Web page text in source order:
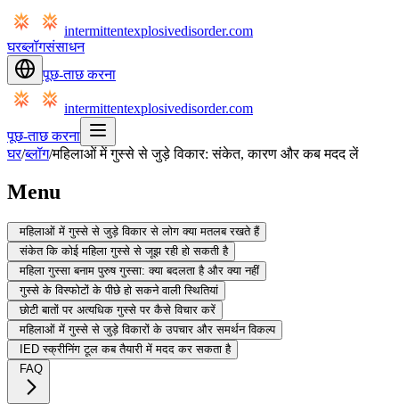
intermittentexplosivedisorder.com
घरब्लॉगसंसाधन
पूछ-ताछ करना
intermittentexplosivedisorder.com
पूछ-ताछ करना
घर/ब्लॉग/महिलाओं में गुस्से से जुड़े विकार: संकेत, कारण और कब मदद लें
Menu
महिलाओं में गुस्से से जुड़े विकार से लोग क्या मतलब रखते हैं
संकेत कि कोई महिला गुस्से से जूझ रही हो सकती है
महिला गुस्सा बनाम पुरुष गुस्सा: क्या बदलता है और क्या नहीं
गुस्से के विस्फोटों के पीछे हो सकने वाली स्थितियां
छोटी बातों पर अत्यधिक गुस्से पर कैसे विचार करें
महिलाओं में गुस्से से जुड़े विकारों के उपचार और समर्थन विकल्प
IED स्क्रीनिंग टूल कब तैयारी में मदद कर सकता है
FAQ